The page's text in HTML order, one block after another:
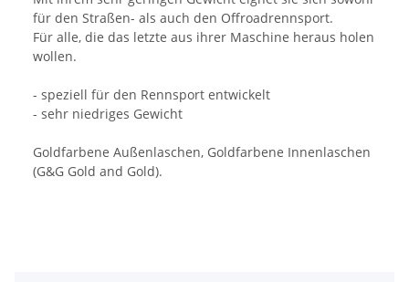
für den Straßen- als auch den Offroadrennsport.
Für alle, die das letzte aus ihrer Maschine heraus holen
wollen.
- speziell für den Rennsport entwickelt
- sehr niedriges Gewicht
Goldfarbene Außenlaschen, Goldfarbene Innenlaschen
(G&G Gold and Gold).